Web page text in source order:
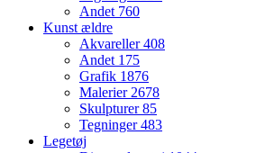
Andet 760
Kunst ældre
Akvareller408
Andet 175
Grafik 1876
Malerier2678
Skulpturer85
Tegninger483
Legetøj